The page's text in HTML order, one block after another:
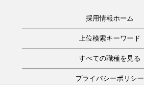
採用情報ホーム
上位検索キーワード
すべての職種を見る
プライバシーポリシー